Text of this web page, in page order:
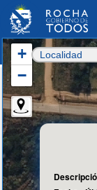
+
−